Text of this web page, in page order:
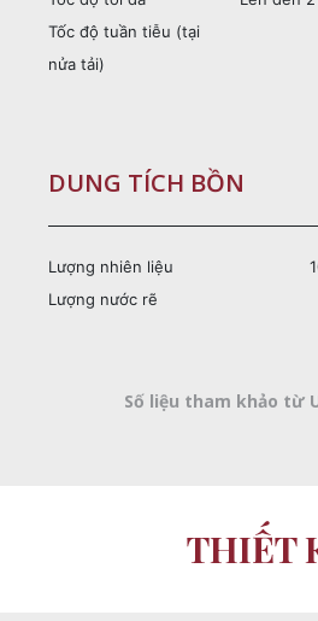
Tốc độ tuần tiễu (tại
nửa tải)
DUNG TÍCH BỒN
Lượng nhiên liệu
Lượng nước rẽ
Số liệu tham khảo từ
THIẾT